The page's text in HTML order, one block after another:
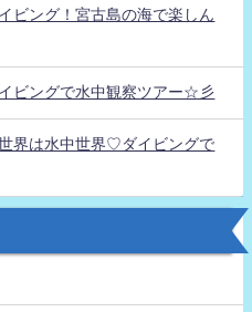
ビング！宮古島の海で楽しん
ビングで水中観察ツアー☆彡
界は水中世界♡ダイビングで